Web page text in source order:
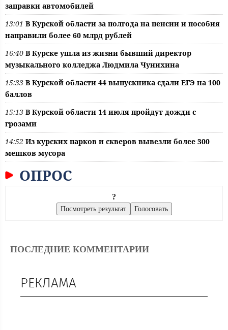
заправки автомобилей
13:01 В Курской области за полгода на пенсии и пособия
направили более 60 млрд рублей
16:40 В Курске ушла из жизни бывший директор
музыкального колледжа Людмила Чунихина
15:33 В Курской области 44 выпускника сдали ЕГЭ на 100
баллов
15:13 В Курской области 14 июля пройдут дожди с
грозами
14:52 Из курских парков и скверов вывезли более 300
мешков мусора
ОПРОС
?
ПОСЛЕДНИЕ КОММЕНТАРИИ
РЕКЛАМА